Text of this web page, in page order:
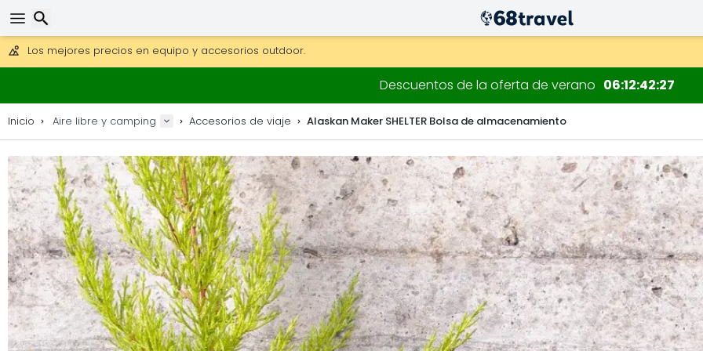
Consigue el envío gratuito en pedidos de más de 250 €.
Envío DHL 1 día disponible.
30 días para devoluciones, 90 días para mapas de madera y decoraciones.Descuentos de la oferta de verano 06 12 42 25
Inicio Aire libre y camping Accesorios de viaje Alaskan Maker SHELTER Bolsa de almacenamiento
Buscar